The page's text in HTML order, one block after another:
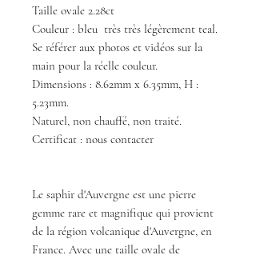
Taille ovale 2.28ct
Couleur : bleu très très légèrement teal.
Se référer aux photos et vidéos sur la
main pour la réelle couleur.
Dimensions : 8.62mm x 6.35mm, H :
5.23mm.
Naturel, non chauffé, non traité.
Certificat : nous contacter
Le saphir d'Auvergne est une pierre
gemme rare et magnifique qui provient
de la région volcanique d'Auvergne, en
France. Avec une taille ovale de